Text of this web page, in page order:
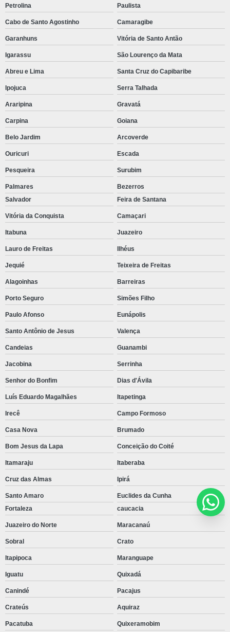
Petrolina Paulista
Cabo de Santo Agostinho Camaragibe
Garanhuns Vitória de Santo Antão
Igarassu São Lourenço da Mata
Abreu e Lima Santa Cruz do Capibaribe
Ipojuca Serra Talhada
Araripina Gravatá
Carpina Goiana
Belo Jardim Arcoverde
Ouricuri Escada
Pesqueira Surubim
Palmares
Bezerros
Salvador
Feira de Santana
Vitória da Conquista Camaçari
Itabuna Juazeiro
Lauro de Freitas Ilhéus
Jequié Teixeira de Freitas
Alagoinhas Barreiras
Porto Seguro Simões Filho
Paulo Afonso Eunápolis
Santo Antônio de Jesus Valença
Candeias Guanambi
Jacobina Serrinha
Senhor do Bonfim Dias d'Ávila
Luís Eduardo Magalhães Itapetinga
Irecê Campo Formoso
Casa Nova Brumado
Bom Jesus da Lapa Conceição do Coité
Itamaraju Itaberaba
Cruz das Almas Ipirá
Santo Amaro
Euclides da Cunha
Fortaleza
caucacia
Juazeiro do Norte Maracanaú
Sobral Crato
Itapipoca Maranguape
Iguatu Quixadá
Canindé Pacajus
Crateús Aquiraz
Pacatuba
Quixeramobim